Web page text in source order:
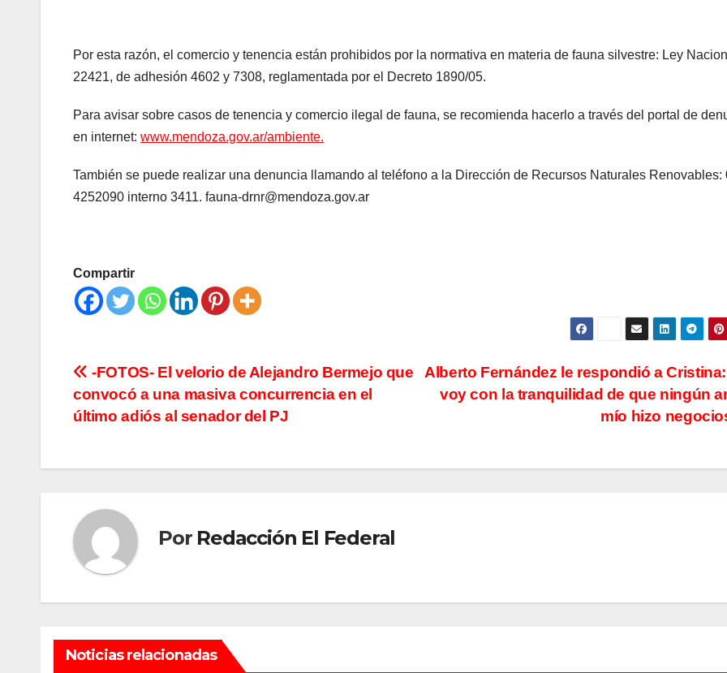
Por esta razón, el comercio y tenencia están prohibidos por la normativa en materia de fauna silvestre: Ley
22421, de adhesión 4602 y 7308, reglamentada por el Decreto 1890/05.
Para avisar sobre casos de tenencia y comercio ilegal de fauna, se recomienda hacerlo a través del portal de
en internet: www.mendoza.gov.ar/ambiente.
También se puede realizar una denuncia llamando al teléfono a la Dirección de Recursos Naturales Renovables:
4252090 interno 3411. fauna-drnr@mendoza.gov.ar
Compartir
Navegación
de
Alberto Fernández le respondió a Cristina:
voy con la tranquilidad de que ningún
mío hizo
-FOTOS- El velorio de Alejandro Bermejo que
convocó a una masiva concurrencia en el
último adiós al senador del PJ
Por Redacción El Federal
Noticias relacionadas